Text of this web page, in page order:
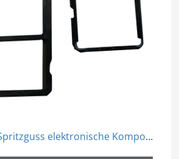
Metall Spritzguss elektronische Komponente Mim Sim Card Teil